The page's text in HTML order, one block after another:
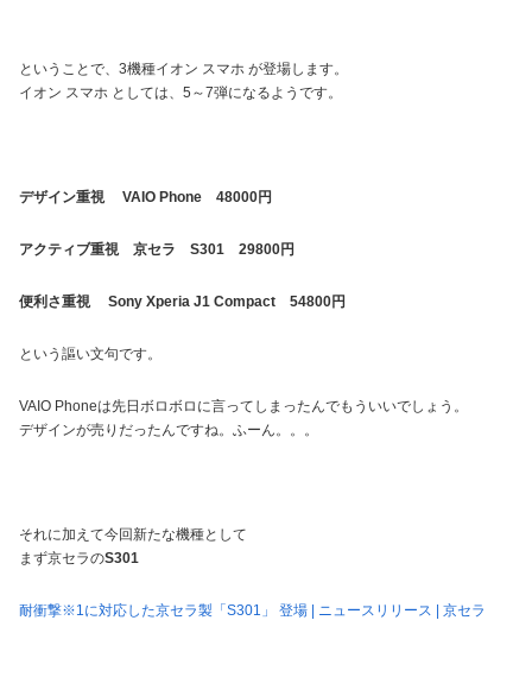
ということで、3機種イオン スマホ が登場します。
イオン スマホ としては、5～7弾になるようです。
デザイン重視 VAIO Phone 48000円
アクティブ重視 京セラ S301 29800円
便利さ重視 Sony Xperia J1 Compact 54800円
という謳い文句です。
VAIO Phoneは先日ボロボロに言ってしまったんでもういいでしょう。
デザインが売りだったんですね。ふーん。。。
それに加えて今回新たな機種として
まず京セラのS301
耐衝撃※1に対応した京セラ製「S301」 登場 | ニュースリリース | 京セラ